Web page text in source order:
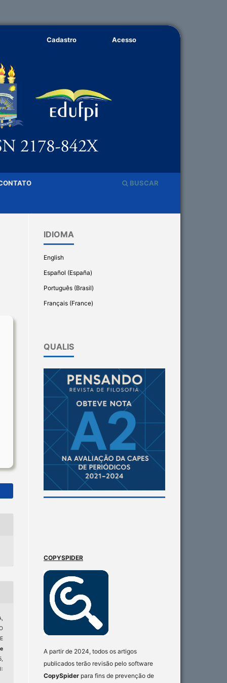
BUSCAR
Cadastro Acesso
IDIOMA
English
Español (España)
Português (Brasil)
Français (France)
QUALIS
COPYSPIDER
A partir de 2024, todos os artigos
publicados terão revisão pelo software
CopySpider para fins de prevenção de